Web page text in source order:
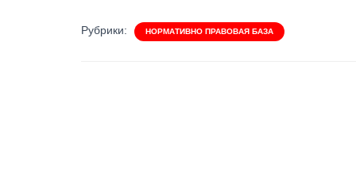
Рубрики: НОРМАТИВНО ПРАВОВАЯ БАЗА